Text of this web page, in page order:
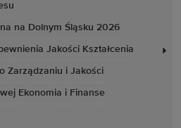
na Dolnym Śląsku 2026
Jakości Kształcenia
Zarządzaniu i Jakości
Ekonomia i Finanse